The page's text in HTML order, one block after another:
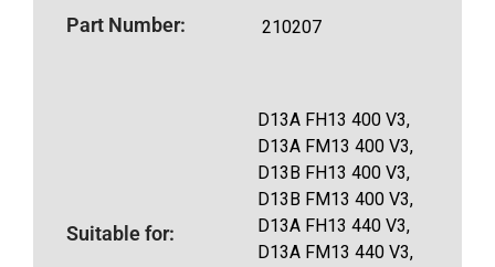
Part Number: 210207
Suitable for:
D13A FH13 400 V3,
D13A FM13 400 V3,
D13B FH13 400 V3,
D13B FM13 400 V3,
D13A FH13 440 V3,
D13A FM13 440 V3,